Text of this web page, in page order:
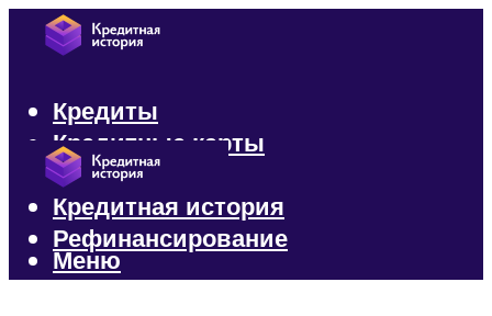
Кредиты
Кредитные карты
Микрозаймы
Кредитная история
Рефинансирование
Меню